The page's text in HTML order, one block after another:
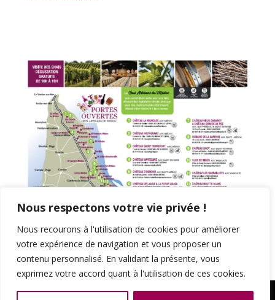
Nous respectons votre vie privée !
Nous recourons à l'utilisation de cookies pour améliorer
votre expérience de navigation et vous proposer un
contenu personnalisé. En validant la présente, vous
exprimez votre accord quant à l'utilisation de ces cookies.